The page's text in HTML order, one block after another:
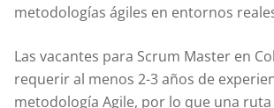
metodologías ágiles en entornos
Las vacantes para Scrum Master en
requerir al menos 2-3 años de
metodología Agile, por lo que una